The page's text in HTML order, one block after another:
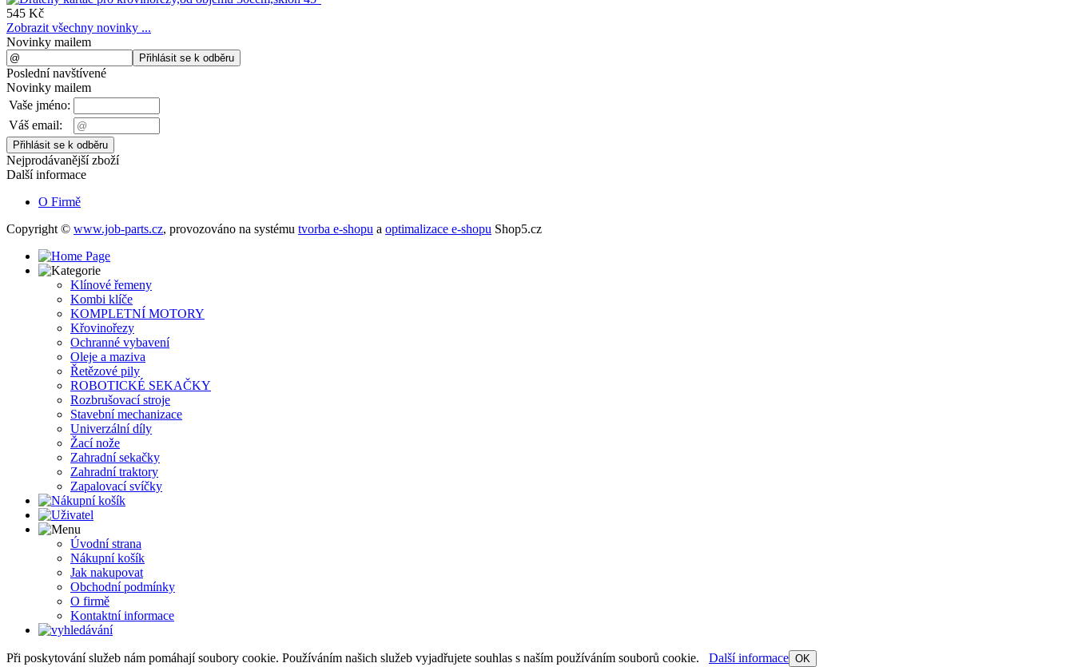
545 Kč
Zobrazit všechny novinky ...
Novinky mailem
Poslední navštívené
Novinky mailem
Vaše jméno:
Váš email:
Nejprodávanější zboží
Další informace
O Firmě
Copyright © www.job-parts.cz, provozováno na systému tvorba e-shopu a optimalizace e-shopu Shop5.cz
Klínové řemeny
Kombi klíče
KOMPLETNÍ MOTORY
Křovinořezy
Ochranné vybavení
Oleje a maziva
Řetězové pily
ROBOTICKÉ SEKAČKY
Rozbrušovací stroje
Stavební mechanizace
Univerzální díly
Žací nože
Zahradní sekačky
Zahradní traktory
Zapalovací svíčky
Úvodní strana
Nákupní košík
Jak nakupovat
Obchodní podmínky
O firmě
Kontaktní informace
Při poskytování služeb nám pomáhají soubory cookie. Používáním našich služeb vyjadřujete souhlas s naším používáním souborů cookie. Další informace